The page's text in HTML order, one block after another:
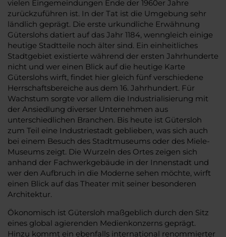
vielen Eingemeindungen Ende der 1960er Jahre
zurückzuführen ist. In der Tat ist die Umgebung sehr
ländlich geprägt. Die erste urkundliche Erwähnung
Güterslohs datiert auf das Jahr 1184, wenngleich einige
heutige Stadtteile noch älter sind. Ein einheitliches
Stadtgebiet existierte während der ersten Jahrhunderte
nicht und wer einen Blick auf die heutige Karte
Güterslohs wirft, findet hier gleich fünf verschiedene
Herrschaftsbereiche aus dem 16. Jahrhundert. Für
Wachstum sorgte vor allem die Industrialisierung mit
der Ansiedlung diverser Unternehmen aus
unterschiedlichen Branchen. Bis heute ist Gütersloh
zum Teil eine Industriestadt geblieben, was sich auch
bei einem Besuch des Stadtmuseums oder des Miele-
Museums zeigt. Die Wurzeln des Ortes zeigen sich
anhand der Fachwerkgebäude in der Innenstadt und
wer den Aufbruch in die Moderne sehen möchte, wirft
einen Blick auf das Theater mit seiner besonderen
Architektur.
Ökonomisch ist Gütersloh maßgeblich durch den Sitz
eines global agierenden Medienkonzerns geprägt.
Hinzu kommt ein ebenfalls international renommierter